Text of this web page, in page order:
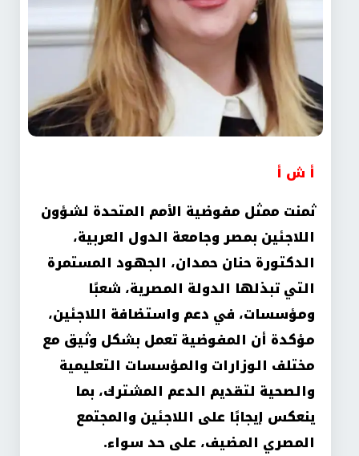
أ ش أ
ثمنت ممثل مفوضية الأمم المتحدة لشؤون
اللاجئين بمصر وجامعة الدول العربية،
الدكتورة حنان حمدان، الجهود المستمرة
التي تبذلها الدولة المصرية، شعبًا
ومؤسسات، في دعم واستضافة اللاجئين،
مؤكدة أن المفوضية تعمل بشكل وثيق مع
مختلف الوزارات والمؤسسات التعليمية
والصحية لتقديم الدعم المشترك، بما
ينعكس إيجابًا على اللاجئين والمجتمع
المصري المضيف، على حد سواء.